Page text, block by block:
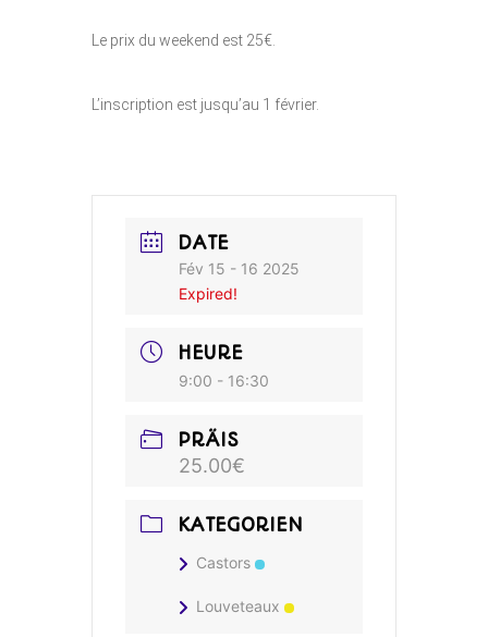
Le prix du weekend est 25€.
L’inscription est jusqu’au 1 février.
DATE
Fév 15 - 16 2025
Expired!
HEURE
9:00 - 16:30
PRÄIS
25.00€
KATEGORIEN
Castors
Louveteaux